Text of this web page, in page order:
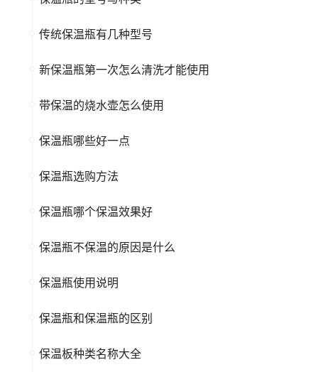
传统保温瓶有几种型号
新保温瓶第一次怎么清洗才能使用
带保温的烧水壶怎么使用
保温瓶哪些好一点
保温瓶选购方法
保温瓶哪个保温效果好
保温瓶不保温的原因是什么
保温瓶使用说明
保温瓶和保温瓶的区别
保温板种类名称大全